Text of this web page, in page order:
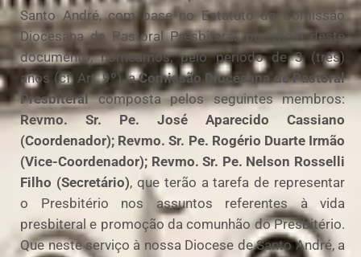
Santo André, com base no Estatuto da Comissão
Diocesana de Pastoral Presbiteral, por meio deste
documento, nomeamos, pelo período de 3 (três)
anos (cf. Art. 9º), aComissão Diocesana de Pastoral
Presbiteralcomposta pelos seguintes membros:
Revmo. Sr. Pe. José Aparecido Cassiano
(Coordenador); Revmo. Sr. Pe. Rogério Duarte Irmão
(Vice-Coordenador); Revmo. Sr. Pe. Nelson Rosselli
Filho (Secretário), que terão a tarefa de representar
o Presbitério nos assuntos referentes à vida
presbiteral e promoção da comunhão do Presbitério.
Que neste serviço à nossa Diocese de Santo André, a